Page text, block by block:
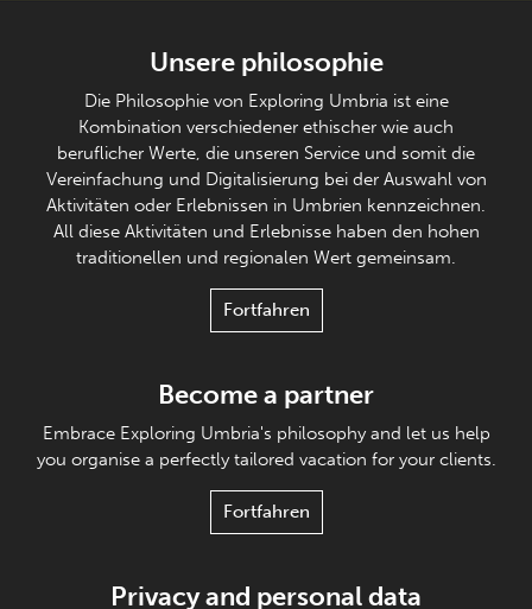
Unsere philosophie
Die Philosophie von Exploring Umbria ist eine
Kombination verschiedener ethischer wie auch
beruflicher Werte, die unseren Service und somit die
Vereinfachung und Digitalisierung bei der Auswahl von
Aktivitäten oder Erlebnissen in Umbrien kennzeichnen.
All diese Aktivitäten und Erlebnisse haben den hohen
traditionellen und regionalen Wert gemeinsam.
Fortfahren
Become a partner
Embrace Exploring Umbria's philosophy and let us help
you organise a perfectly tailored vacation for your clients.
Fortfahren
Privacy and personal data